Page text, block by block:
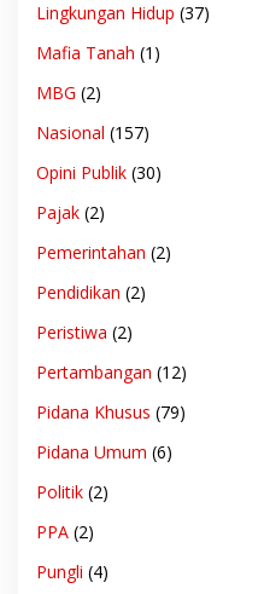
Lingkungan Hidup (37)
Mafia Tanah (1)
MBG (2)
Nasional (157)
Opini Publik (30)
Pajak (2)
Pemerintahan (2)
Pendidikan (2)
Peristiwa (2)
Pertambangan (12)
Pidana Khusus (79)
Pidana Umum (6)
Politik (2)
PPA (2)
Pungli (4)